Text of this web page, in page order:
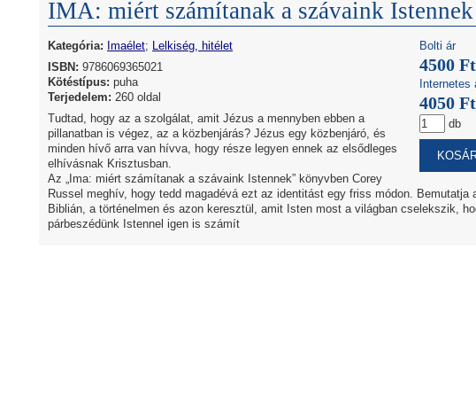
IMA: miért számítanak a szávaink Istennek
Bolti ár
4500 Ft
Internetes
4050 Ft
db
Kategória: Imaélet; Lelkiség, hitélet
ISBN: 9786069365021
Kötéstípus: puha
Terjedelem: 260 oldal
Tudtad, hogy az a szolgálat, amit Jézus a mennyben ebben a
pillanatban is végez, az a közbenjárás? Jézus egy közbenjáró, és
minden hívő arra van hívva, hogy része legyen ennek az elsődleges
elhívásnak Krisztusban.
Az „Ima: miért számítanak a szávaink Istennek” könyvben Corey
Russel meghív, hogy tedd magadévá ezt az identitást egy friss módon. Bemutatja
Biblián, a történelmen és azon keresztül, amit Isten most a világban cselekszik,
párbeszédünk Istennel igen is számít